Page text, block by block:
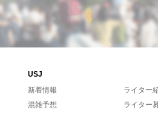
USJ
新着情報
混雑予想
ライター
ライター